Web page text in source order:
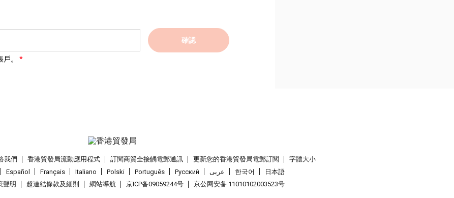
確認
。
我們 香港貿發局流動應用程式 訂閱商貿全接觸電郵通訊 更新您的香港貿發局電郵訂閱
字體大小
Español Français Italiano Polski Português Pусский عربى 한국어
日本語
聲明 超連結條款及細則 網站導航 京ICP备09059244号 京公网安备 11010102003523号